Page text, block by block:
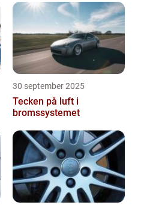
30 september 2025
Tecken på luft i
bromssystemet